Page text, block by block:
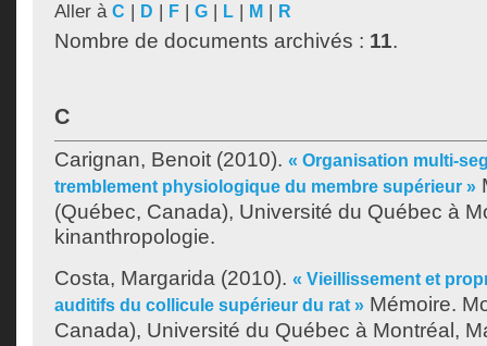
Aller à C | D | F | G | L | M | R
Nombre de documents archivés : 11.
C
Carignan, Benoit (2010). « Organisation multi-
tremblement physiologique du membre supérieur »
(Québec, Canada), Université du Québec à
kinanthropologie.
Costa, Margarida (2010). « Vieillissement et
auditifs du collicule supérieur du rat » Mémoire.
Canada), Université du Québec à Montréal,